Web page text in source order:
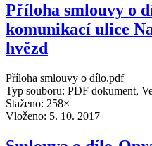
Příloha smlouvy o
komunikací ulice
hvězd
Příloha smlouvy o dílo.pdf
Typ souboru: PDF dokument,
Staženo: 258×
Vloženo: 5. 10. 2017